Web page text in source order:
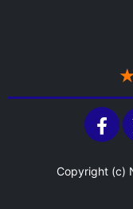
Copyright (c)